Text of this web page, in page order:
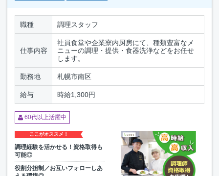
職種 調理スタッフ
仕事内容
社員食堂や企業寮内厨房にて、種類豊富なメ
ニューの調理・提供・食器洗浄などをお任せ
します。
勤務地 札幌市南区
給与 時給1,300円
60代以上活躍中
ここがオススメ！
調理経験を活かせる！資格取得も
可能◎
役割分担制／お互いフォローしあ